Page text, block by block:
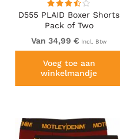
D555 PLAID Boxer Shorts
Pack of Two
Van 34,99 € Incl. Btw
Voeg toe aan
winkelmandje